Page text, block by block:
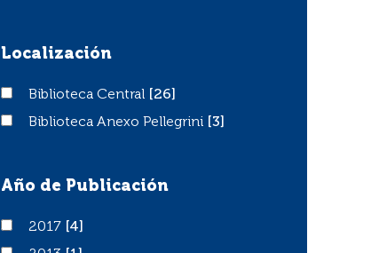
Localización
Biblioteca Central
Biblioteca Central
[26]
Biblioteca Anexo Pellegrini
Biblioteca Anexo Pellegrini [3]
Año de Publicación
20172017
[4]